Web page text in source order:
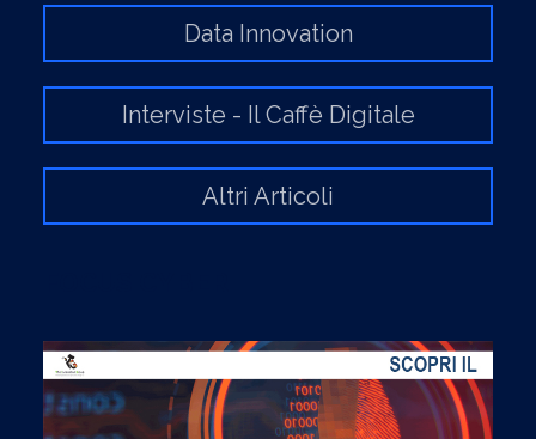
Data Innovation
Interviste - Il Caffè Digitale
Altri Articoli